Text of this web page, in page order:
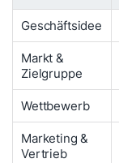
Geschäftsidee
Markt &
Zielgruppe
Wettbewerb
Marketing &
Vertrieb